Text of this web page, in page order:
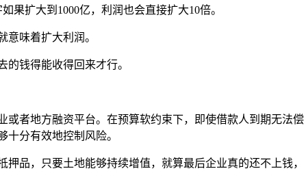
果扩大到1000亿，利润也会直接扩大10倍。
意味着扩大利润。
钱得能收得回来才行。
者地方融资平台。在预算软约束下，即使借款人到期无法
分有效地控制风险。
品，只要土地能够持续增值，就算最后企业真的还不上钱